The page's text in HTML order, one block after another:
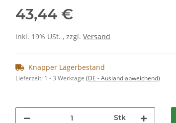
43,44 €
inkl. 19% USt. , zzgl. Versand
Knapper Lagerbestand
Lieferzeit: 1 - 3 Werktage (DE - Ausland abweichend)
Stk